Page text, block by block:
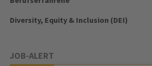
Diversity, Equity & Inclusion (DEI)
JOB-ALERT